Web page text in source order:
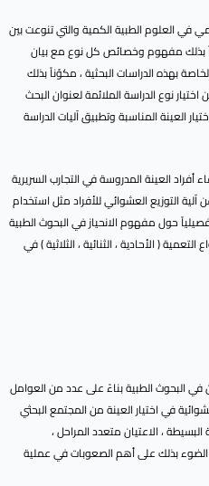
في العلوم الطبية الكمية والتي تنوعت بين
بذلك مفهوم وخصائص كل نوع مع بيان
بهذه الدراسات البحثية ، مكوّناً بذلك
نوع الدراسة الملائمة لعنوان البحث
العينة المناسبة وتطبيق آليات الدراسة
العينة المدروسة في التجارب السريرية
التوزيع العشوائي للأفراد مثل استخدام
حول مفهوم الانحياز في البحوث الطبية
( الأحادية ، الثنائية ، الثلاثية ) في
في البحوث الطبية بناءً على عدد من العوامل
في اختيار العينة من المجتمع البحثي
، الاعتيان متعدد المراحل ،
بذلك على أهم الصعوبات في عملية